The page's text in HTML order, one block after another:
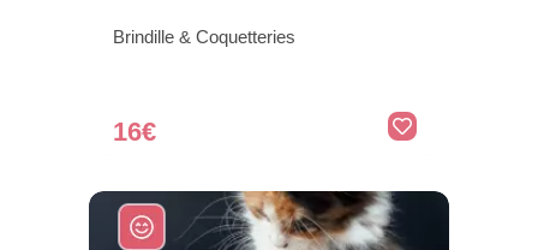
Brindille & Coquetteries
16€